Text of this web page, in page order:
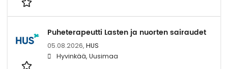
Puheterapeutti Lasten ja nuorten sairaudet
05.08.2026, HUS
Hyvinkää, Uusimaa